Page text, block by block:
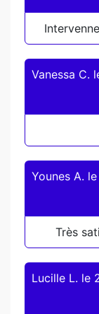
Vanessa C.
Younes A. le
Très
Lucille L. le